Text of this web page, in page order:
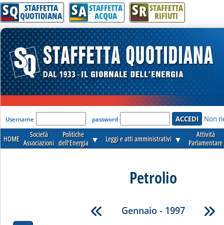
SQ STAFFETTA
QUOTIDIANA SA STAFFETTA
ACQUA SR STAFFETTA
RIFIUTI
'Modulo Login per accedere'
Username password Non
HOME
Società
Associazioni
Politiche
dell'Energia ▼ Leggi e atti amministrativi ▼
Attività
Parlamentare
Petrolio
Gennaio - 1997